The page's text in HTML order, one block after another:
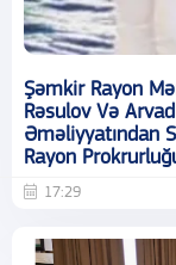
Şəmkir Rayon
Rəsulov Və
Əməliyyatından
Rayon
17:29